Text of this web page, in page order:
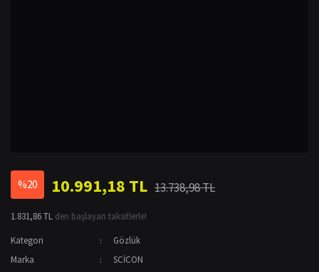
%20 10.991,18 TL 13.738,98 TL
1.831,86 TL den başlayan taksitlerle!
Kategori
Gözlük
Marka
SCİCON